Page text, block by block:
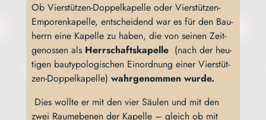
Ob Vier­stüt­zen-Dop­pel­ka­pel­le oder Vier­stüt­zen-
Empo­ren­ka­pel­le, ent­schei­dend war es für den Bau­
herrn eine Kapel­le zu haben, die von sei­nen Zeit­
ge­nos­sen als Herr­schafts­ka­pel­le(nach der heu­
ti­gen bau­ty­po­lo­gi­schen Ein­ord­nung einer Vier­stüt­
zen-Dop­pel­ka­pel­le) wahr­ge­nom­men wurde.
Dies woll­te er mit den vier Säu­len und mit den
zwei Raum­ebe­nen der Kapel­le – gleich ob mit